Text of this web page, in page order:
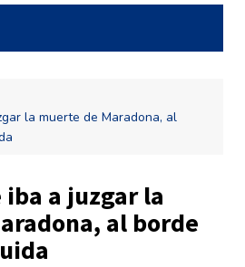
la muerte de Maradona, al
iba a juzgar la
al borde